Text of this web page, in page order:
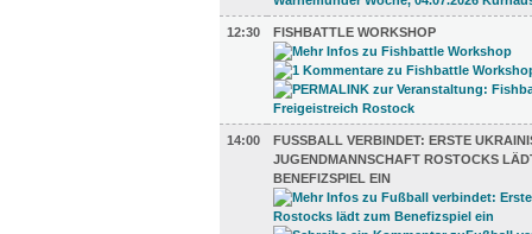
12:30 FISHBATTLE WORKSHOP
14:00
FUSSBALL VERBINDET: ERSTE
UGENDMANNSCHAFT ROSTOCKS LÄDT
ENEFIZSPIEL EIN